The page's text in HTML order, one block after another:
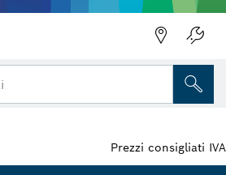
300 mm, 2 pz
Prezzi consigliati